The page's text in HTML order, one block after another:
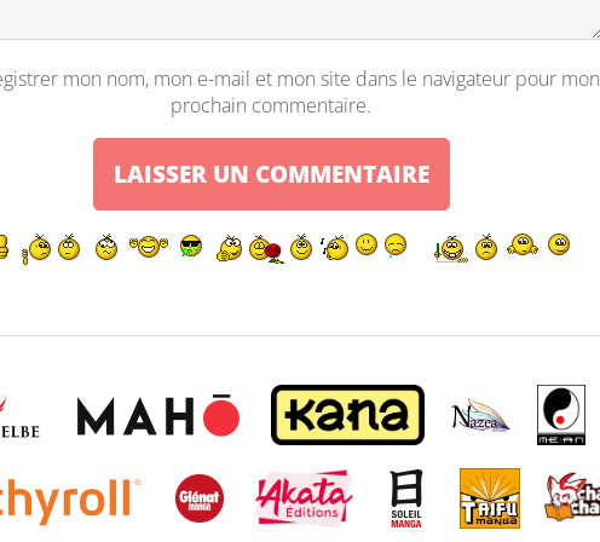
mon nom, mon e-mail et mon site dans le navigateur pour mon
prochain commentaire.